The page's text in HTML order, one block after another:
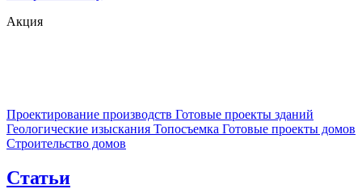
Акция
Проектирование производств Готовые проекты зданий
Геологические изыскания Топосъемка Готовые проекты домов
Строительство домов
Статьи